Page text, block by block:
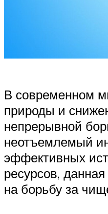
В современном
природы и
непрерывной
неотъемлемый
эффективных
ресурсов,
на борьбу за